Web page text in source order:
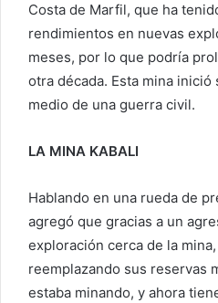
Costa de Marfil, que ha
rendimientos en nuevas
meses, por lo que podría
otra década. Esta mina
medio de una guerra civil.
LA MINA KABALI
Hablando en una rueda de
agregó que gracias a un
exploración cerca de la
reemplazando sus reservas
estaba minando, y ahora